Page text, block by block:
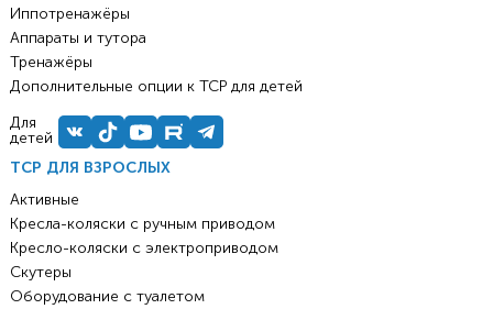
ТСР ДЛЯ ВЗРОСЛЫХ
Активные
Кресла-коляски с ручным приводом
Кресло-коляски с электроприводом
Скутеры
Оборудование с туалетом
Иппотренажёры
Аппараты и тутора
Тренажёры
Дополнительные опции к ТСР для детей
Для
детей